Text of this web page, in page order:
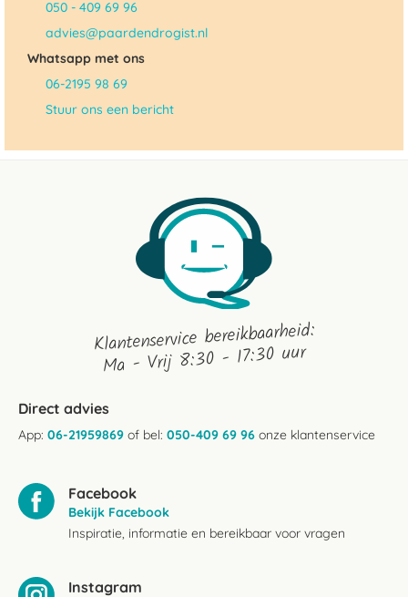
050 - 409 69 96
advies@paardendrogist.nl
Whatsapp met ons
06-2195 98 69
Stuur ons een bericht
Klantenservice bereikbaarheid:
Ma - Vrij 8:30 - 17:30 uur
Direct advies
App: 06-21959869 of bel: 050-409 69 96 onze klantenservice
Facebook
Bekijk Facebook
Inspiratie, informatie en bereikbaar voor vragen
Instagram